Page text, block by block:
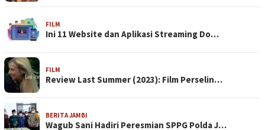
FILM
Ini 11 Website dan Aplikasi Streaming Do…
FILM
Review Last Summer (2023): Film Perselin…
BERITA JAMBI
Wagub Sani Hadiri Peresmian SPPG Polda J…